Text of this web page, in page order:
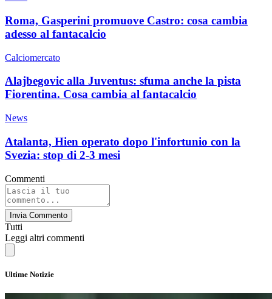
Roma, Gasperini promuove Castro: cosa cambia
adesso al fantacalcio
Calciomercato
Alajbegovic alla Juventus: sfuma anche la pista
Fiorentina. Cosa cambia al fantacalcio
News
Atalanta, Hien operato dopo l'infortunio con la
Svezia: stop di 2-3 mesi
Commenti
Invia Commento
Tutti
Leggi altri commenti
Ultime Notizie